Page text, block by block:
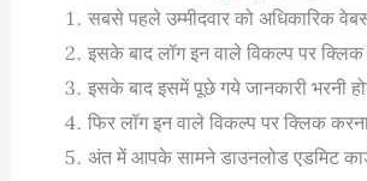
सबसे पहले उम्मीदवार को अधिकारिक
इसके बाद लॉग इन वाले विकल्प पर क्लिक
इसके बाद इसमें पूछे गये जानकारी भरनी
फिर लॉग इन वाले विकल्प पर क्लिक करना
अंत में आपके सामने डाउनलोड एडमिट